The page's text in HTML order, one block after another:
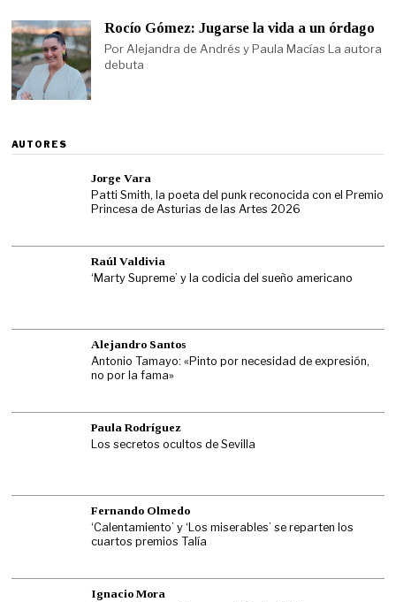
Rocío Gómez: Jugarse la vida a un órdago
Por Alejandra de Andrés y Paula Macías La autora
debuta
AUTORES
Jorge Vara
Patti Smith, la poeta del punk reconocida con el Premio
Princesa de Asturias de las Artes 2026
Raúl Valdivia
‘Marty Supreme’ y la codicia del sueño americano
Alejandro Santos
Antonio Tamayo: «Pinto por necesidad de expresión,
no por la fama»
Paula Rodríguez
Los secretos ocultos de Sevilla
Fernando Olmedo
‘Calentamiento’ y ‘Los miserables’ se reparten los
cuartos premios Talía
Ignacio Mora